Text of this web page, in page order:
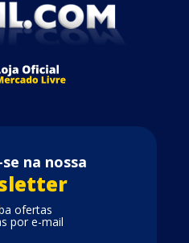
na nossa
ofertas
por e-mail